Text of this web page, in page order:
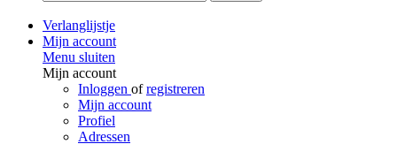
Verlanglijstje
Mijn account
Menu sluiten
Mijn account
Inloggen ofregistreren
Mijn account
Profiel
Adressen